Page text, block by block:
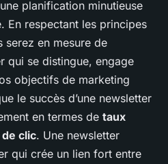
planification minutieuse
En respectant les principes
serez en mesure de
qui se distingue, engage
objectifs de marketing
le succès d’une newsletter
en termes de taux
clic. Une newsletter
qui crée un lien fort entre